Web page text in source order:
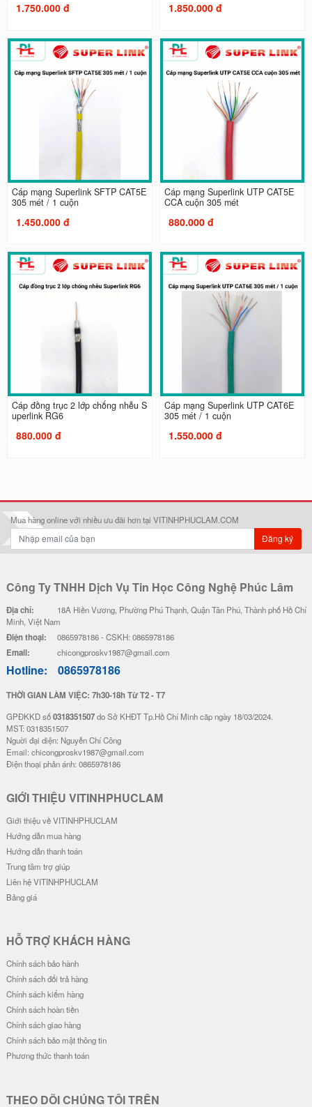
1.750.000 đ 1.850.000 đ
Cáp mạng Superlink SFTP CAT5E
305 mét / 1 cuộn
1.450.000 đ
Cáp mạng Superlink UTP CAT5E
CCA cuộn 305 mét
880.000 đ
Cáp đồng trục 2 lớp chống nhễu S
uperlink RG6
880.000 đ
Cáp mạng Superlink UTP CAT6E
305 mét / 1 cuộn
1.550.000 đ
Mua hàng online với nhiều ưu đãi hơn tại VITINHPHUCLAM.COM
Đăng ký
Công Ty TNHH Dịch Vụ Tin Học Công Nghệ Phúc Lâm
Địa chỉ:
18A Hiền Vương, Phường Phú Thạnh, Quận Tân Phú, Thành phố Hồ Chí
Minh, Việt Nam
Điện thoại: 0865978186 - CSKH: 0865978186
Email: chicongproskv1987@gmail.com
Hotline: 0865978186
THỜI GIAN LÀM VIỆC: 7h30-18h Từ T2 - T7
GPĐKKD số0318351507do Sở KHĐT Tp.Hồ Chí Minh cãp ngày 18/03/2024.
MST: 0318351507
Nguời đại diện: Nguyễn Chí Công
Email: chicongproskv1987@gmail.com
Điện thoại phản ánh: 0865978186
GIỚI THIỆU VITINHPHUCLAM
Giới thiệu về VITINHPHUCLAM
Hướng dẫn mua hàng
Hướng dẫn thanh toán
Trung tâm trợ giúp
Liên hệ VITINHPHUCLAM
Bảng giá
HỖ TRỢ KHÁCH HÀNG
Chính sách bảo hành
Chính sách đổi trả hàng
Chính sách kiểm hàng
Chính sách hoàn tiền
Chính sách giao hàng
Chính sách bảo mật thông tin
Phương thức thanh toán
THEO DÕI CHÚNG TÔI TRÊN